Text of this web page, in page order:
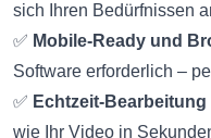
sich Ihren Bedürfnissen
✅ Mobile-Ready und
Software erforderlich –
✅ Echtzeit-
wie Ihr Video in